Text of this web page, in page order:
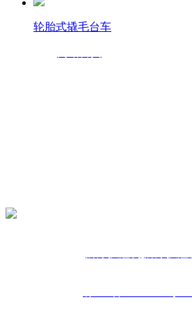
轮胎式撬毛台车